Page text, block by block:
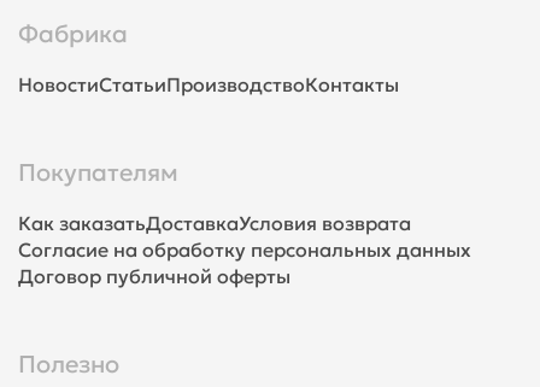
Фабрика
НовостиСтатьиПроизводствоКонтакты
Покупателям
Как заказатьДоставкаУсловия возврата
Согласие на обработку персональных данных
Договор публичной оферты
Полезно